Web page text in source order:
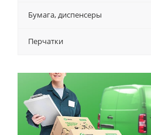
Бумага, диспенсеры
Перчатки